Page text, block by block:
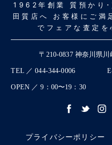
1962年創業 質預かり･
田質店へ お客様にご満
でフェアな査定を
〒210-0837 神奈川県
TEL ／ 044-344-0006
OPEN ／ 9：00〜19：30
プライバシーポリシー